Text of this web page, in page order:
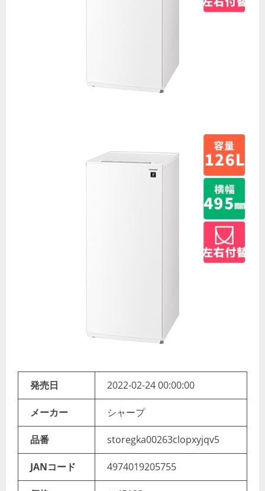
発売日 2022-02-24 00:00:00
メーカー シャープ
品番 storegka00263clopxyjqv5
JANコード 4974019205755